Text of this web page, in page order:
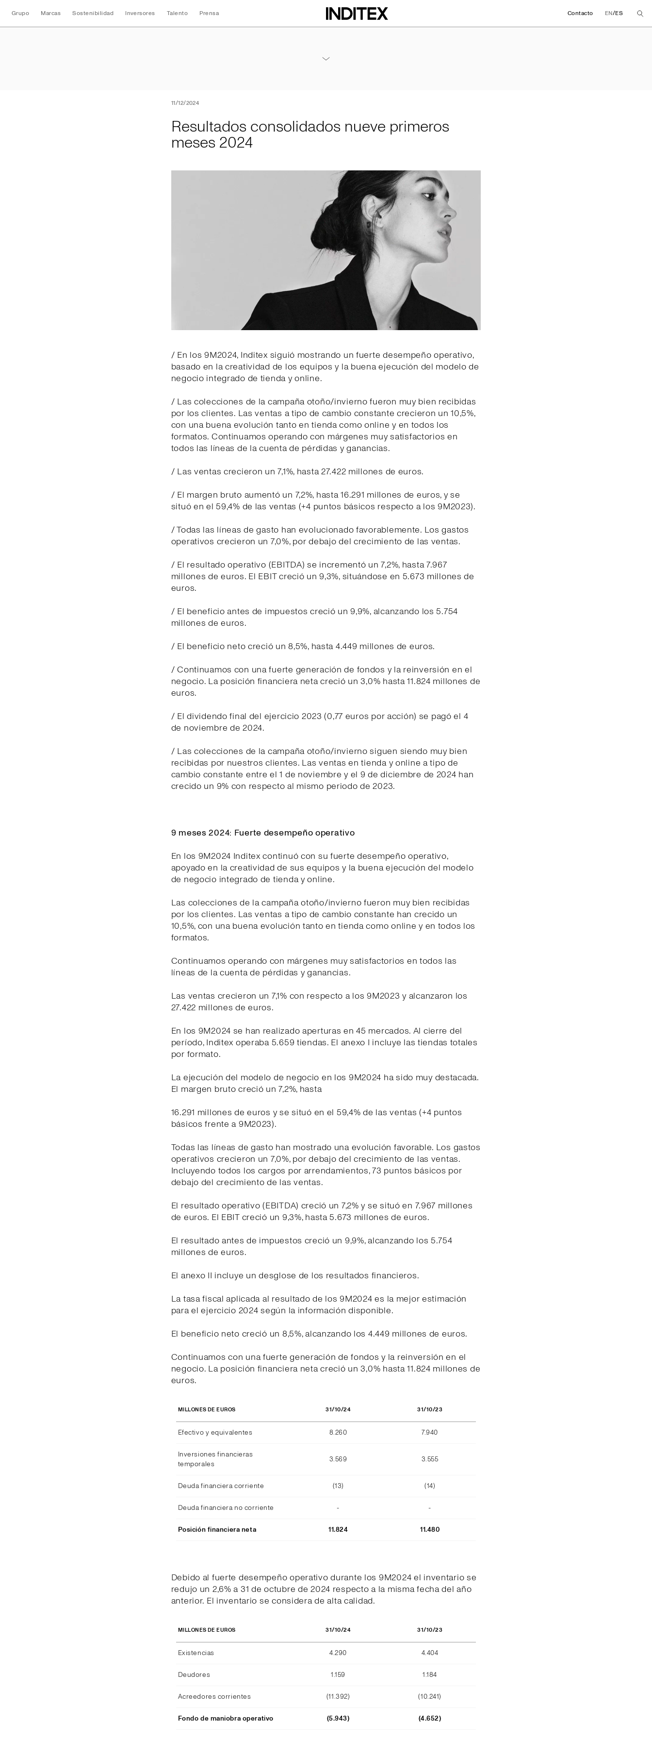
Grupo Marcas Sostenibilidad Inversores Talento Prensa Contacto EN/ES
11/12/2024
Resultados consolidados nueve primeros
meses 2024
/ En los 9M2024, Inditex siguió mostrando un fuerte desempeño operativo,
basado en la creatividad de los equipos y la buena ejecución del modelo de
negocio integrado de tienda y online.
/ Las colecciones de la campaña otoño/invierno fueron muy bien recibidas
por los clientes. Las ventas a tipo de cambio constante crecieron un 10,5%,
con una buena evolución tanto en tienda como online y en todos los
formatos. Continuamos operando con márgenes muy satisfactorios en
todos las líneas de la cuenta de pérdidas y ganancias.
/ Las ventas crecieron un 7,1%, hasta 27.422 millones de euros.
/ El margen bruto aumentó un 7,2%, hasta 16.291 millones de euros, y se
situó en el 59,4% de las ventas (+4 puntos básicos respecto a los 9M2023).
/ Todas las líneas de gasto han evolucionado favorablemente. Los gastos
operativos crecieron un 7,0%, por debajo del crecimiento de las ventas.
/ El resultado operativo (EBITDA) se incrementó un 7,2%, hasta 7.967
millones de euros. El EBIT creció un 9,3%, situándose en 5.673 millones de
euros.
/ El beneficio antes de impuestos creció un 9,9%, alcanzando los 5.754
millones de euros.
/ El beneficio neto creció un 8,5%, hasta 4.449 millones de euros.
/ Continuamos con una fuerte generación de fondos y la reinversión en el
negocio. La posición financiera neta creció un 3,0% hasta 11.824 millones de
euros.
/ El dividendo final del ejercicio 2023 (0,77 euros por acción) se pagó el 4
de noviembre de 2024.
/ Las colecciones de la campaña otoño/invierno siguen siendo muy bien
recibidas por nuestros clientes. Las ventas en tienda y online a tipo de
cambio constante entre el 1 de noviembre y el 9 de diciembre de 2024 han
crecido un 9% con respecto al mismo periodo de 2023.
9 meses 2024: Fuerte desempeño operativo
En los 9M2024 Inditex continuó con su fuerte desempeño operativo,
apoyado en la creatividad de sus equipos y la buena ejecución del modelo
de negocio integrado de tienda y online.
Las colecciones de la campaña otoño/invierno fueron muy bien recibidas
por los clientes. Las ventas a tipo de cambio constante han crecido un
10,5%, con una buena evolución tanto en tienda como online y en todos los
formatos.
Continuamos operando con márgenes muy satisfactorios en todos las
líneas de la cuenta de pérdidas y ganancias.
Las ventas crecieron un 7,1% con respecto a los 9M2023 y alcanzaron los
27.422 millones de euros.
En los 9M2024 se han realizado aperturas en 45 mercados. Al cierre del
período, Inditex operaba 5.659 tiendas. El anexo I incluye las tiendas totales
por formato.
La ejecución del modelo de negocio en los 9M2024 ha sido muy destacada.
El margen bruto creció un 7,2%, hasta
16.291 millones de euros y se situó en el 59,4% de las ventas (+4 puntos
básicos frente a 9M2023).
Todas las líneas de gasto han mostrado una evolución favorable. Los gastos
operativos crecieron un 7,0%, por debajo del crecimiento de las ventas.
Incluyendo todos los cargos por arrendamientos, 73 puntos básicos por
debajo del crecimiento de las ventas.
El resultado operativo (EBITDA) creció un 7,2% y se situó en 7.967 millones
de euros. El EBIT creció un 9,3%, hasta 5.673 millones de euros.
El resultado antes de impuestos creció un 9,9%, alcanzando los 5.754
millones de euros.
El anexo II incluye un desglose de los resultados financieros.
La tasa fiscal aplicada al resultado de los 9M2024 es la mejor estimación
para el ejercicio 2024 según la información disponible.
El beneficio neto creció un 8,5%, alcanzando los 4.449 millones de euros.
Continuamos con una fuerte generación de fondos y la reinversión en el
negocio. La posición financiera neta creció un 3,0% hasta 11.824 millones de
euros.
MILLONES DE EUROS 31/10/24 31/10/23
Efectivo y equivalentes 8.260 7.940
Inversiones financieras
temporales
3.569 3.555
Deuda financiera corriente (13) (14)
Deuda financiera no corriente - -
Posición financiera neta 11.824 11.480
Debido al fuerte desempeño operativo durante los 9M2024 el inventario se
redujo un 2,6% a 31 de octubre de 2024 respecto a la misma fecha del año
anterior. El inventario se considera de alta calidad.
MILLONES DE EUROS 31/10/24 31/10/23
Existencias 4.290 4.404
Deudores 1.159 1.184
Acreedores corrientes (11.392) (10.241)
Fondo de maniobra operativo (5.943) (4.652)